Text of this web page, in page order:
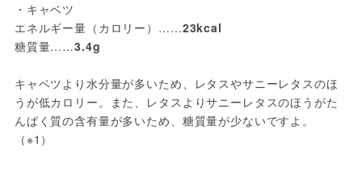
・キャベツ
エネルギー量（カロリー）……23kcal
糖質量……3.4g
キャベツより水分量が多いため、レタスやサニーレタスのほ
うが低カロリー。また、レタスよりサニーレタスのほうがた
んぱく質の含有量が多いため、糖質量が少ないですよ。
（※1）